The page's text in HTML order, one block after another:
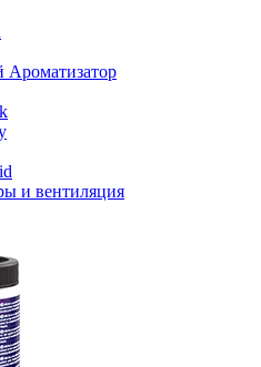
и вентиляция